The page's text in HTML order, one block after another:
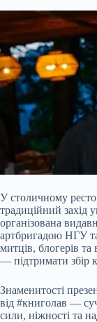
У столичному
традиційний захід
організована
артбригадою НГУ
митців, блогерів та
— підтримати збір
Знаменитості
від #книголав —
сили, ніжності та